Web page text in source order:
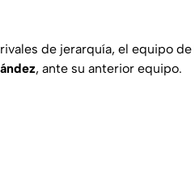
de jerarquía, el equipo de
, ante su anterior equipo.